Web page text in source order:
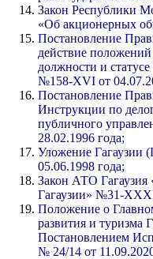
Закон Республики
«Об акционерных
Постановление
действие положений
должности и
№158-XVI от
Постановление
Инструкции по
публичного
28.02.1996 года;
Уложение Гагаузии
05.06.1998 года;
Закон АТО
Гагаузии» №31-
Положение о
развития и туризма
Постановлением
№ 24/14 от